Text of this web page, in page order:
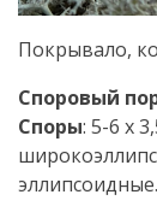
Покрывало,
Споровый
Споры: 5-6 х
эллипсоидные.